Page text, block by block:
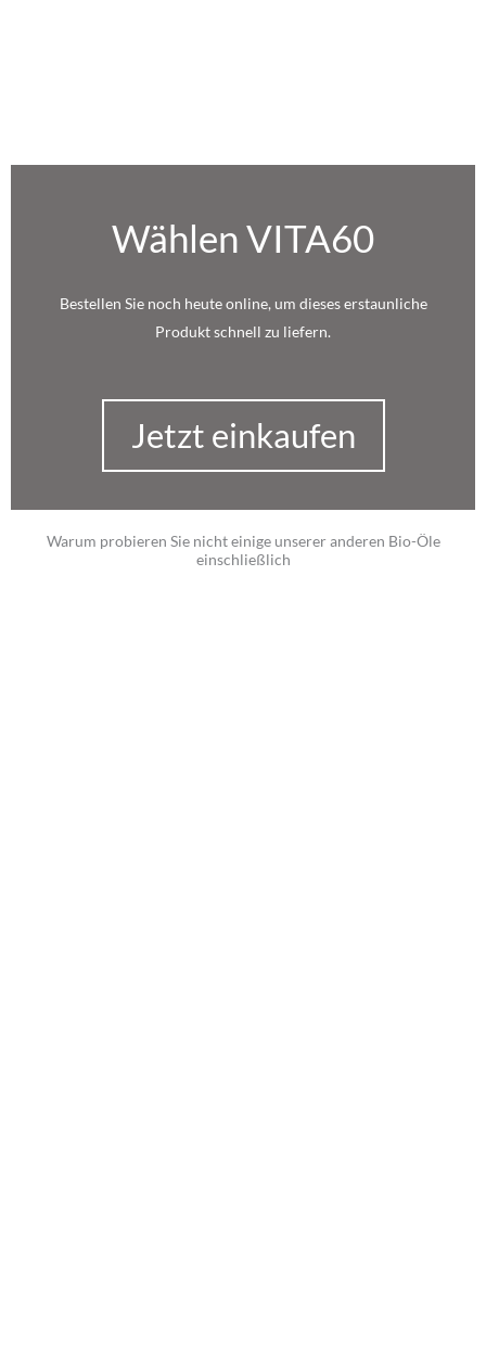
Wählen VITA60
Bestellen Sie noch heute online, um dieses erstaunliche
Produkt schnell zu liefern.
Jetzt einkaufen
Warum probieren Sie nicht einige unserer anderen Bio-Öle
einschließlich